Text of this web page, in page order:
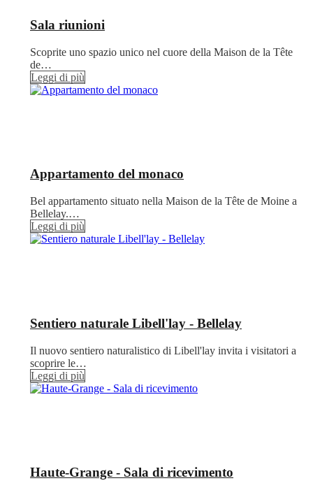
Sala riunioni
Scoprite uno spazio unico nel cuore della Maison de la Tête
de…
Leggi di più
Appartamento del monaco
Bel appartamento situato nella Maison de la Tête de Moine a
Bellelay.…
Leggi di più
Sentiero naturale Libell'lay - Bellelay
Il nuovo sentiero naturalistico di Libell'lay invita i visitatori a
scoprire le…
Leggi di più
Haute-Grange - Sala di ricevimento